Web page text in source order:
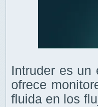
Intruder es un
ofrece
fluida en los